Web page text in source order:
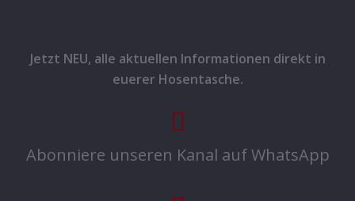
Jetzt NEU, alle aktuellen Informationen direkt in
euerer Hosentasche.
Abonniere unseren Kanal auf WhatsApp